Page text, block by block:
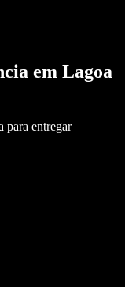
em Lagoa
para entregar